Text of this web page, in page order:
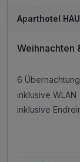
Aparthotel
Weihnachten
6
inklusive WLAN
inklusive